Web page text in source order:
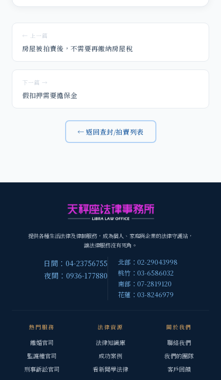
← 上一篇
房屋被拍賣後，不需要再繳納房屋稅
下一篇 →
假扣押需要擔保金
← 返回查封/拍賣列表
提供各種生活法律及律師服務，成為個人、家庭與企業的法律守護站，
讓法律服務沒有死角。
日間：04-23756755
夜間：0936-177880
北部：02-29043998
桃竹：03-6586032
南部：07-2819120
花蓮：03-8246979
熱門服務
離婚官司
監護權官司
刑事訴訟官司
法律資源
法律知識庫
成功案例
看新聞學法律
關於我們
聯絡我們
我們的團隊
客戶回饋